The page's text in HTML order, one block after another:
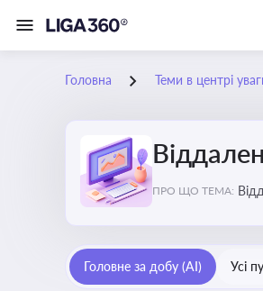
Головна Теми в центрі
ПРО ЩО ТЕМА:
Головне за добу (AI) Усі